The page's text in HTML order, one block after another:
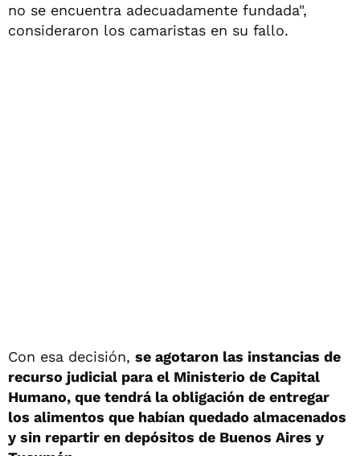
no se encuentra adecuadamente fundada",
consideraron los camaristas en su fallo.
Con esa decisión, se agotaron las instancias de
recurso judicial para el Ministerio de Capital
Humano, que tendrá la obligación de entregar
los alimentos que habían quedado almacenados
y sin repartir en depósitos de Buenos Aires y